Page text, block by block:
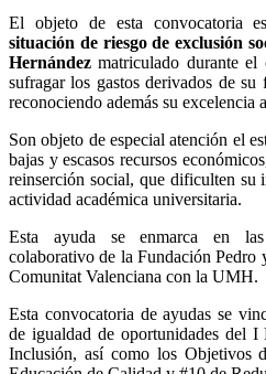
El objeto de esta convocatoria
situación de riesgo de exclusión
Hernández matriculado durante el
sufragar los gastos derivados de su
reconociendo además su excelencia
Son objeto de especial atención el
bajas y escasos recursos
reinserción social, que dificulten su
actividad académica universitaria.
Esta ayuda se enmarca en las
colaborativo de la Fundación Pedro
Comunitat Valenciana con la UMH.
Esta convocatoria de ayudas se
de igualdad de oportunidades del
Inclusión, así como los Objetivos